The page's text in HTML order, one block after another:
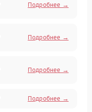
Подробнее →
Подробнее →
Подробнее →
Подробнее →